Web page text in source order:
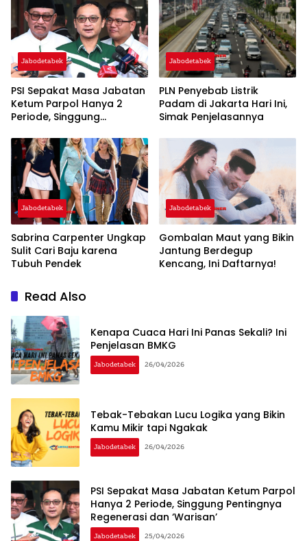
Jabodetabek
PSI Sepakat Masa Jabatan
Ketum Parpol Hanya 2
Periode, Singgung
‘Warisan’
Jabodetabek
PLN Penyebab Listrik
Padam di Jakarta Hari Ini,
Simak Penjelasannya
Jabodetabek
Sabrina Carpenter Ungkap
Sulit Cari Baju karena
Tubuh Pendek
Jabodetabek
Gombalan Maut yang Bikin
Jantung Berdegup
Kencang, Ini Daftarnya!
Read Also
Kenapa Cuaca Hari Ini Panas Sekali? Ini
Penjelasan BMKG
Jabodetabek 26/04/2026
Tebak-Tebakan Lucu Logika yang Bikin
Kamu Mikir tapi Ngakak
Jabodetabek 26/04/2026
PSI Sepakat Masa Jabatan Ketum Parpol
Hanya 2 Periode, Singgung Pentingnya
Regenerasi dan ‘Warisan’
Jabodetabek 25/04/2026